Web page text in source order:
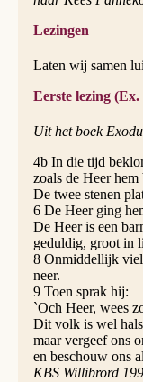
Lezingen
Laten wij samen
Eerste lezing (Ex.
Uit het boek
4b In die tijd
zoals de Heer hem
De twee stenen
6 De Heer ging
De Heer is een
geduldig, groot in
8 Onmiddellijk
neer.
9 Toen sprak hij:
`Och Heer, wees
Dit volk is wel
maar vergeef ons
en beschouw ons
KBS Willibrord